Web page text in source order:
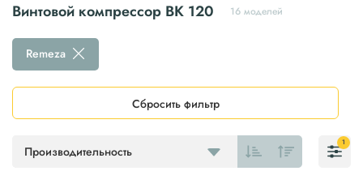
Винтовой компрессор ВК 120 16 моделей
Производительность
Remeza
Сбросить фильтр
1